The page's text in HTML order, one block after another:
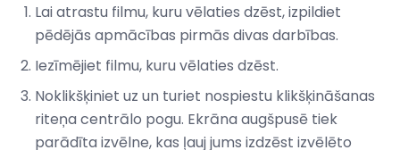
Lai atrastu filmu, kuru vēlaties dzēst, izpildiet
pēdējās apmācības pirmās divas darbības.
Iezīmējiet filmu, kuru vēlaties dzēst.
Noklikšķiniet uz un turiet nospiestu klikšķināšanas
riteņa centrālo pogu. Ekrāna augšpusē tiek
parādīta izvēlne, kas ļauj jums izdzēst izvēlēto